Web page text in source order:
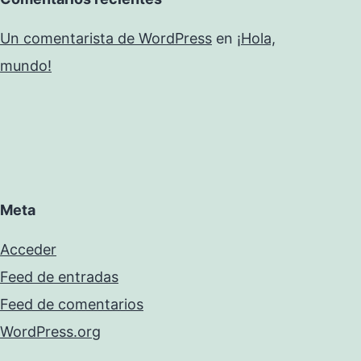
Un comentarista de WordPress en ¡Hola,
mundo!
Meta
Acceder
Feed de entradas
Feed de comentarios
WordPress.org